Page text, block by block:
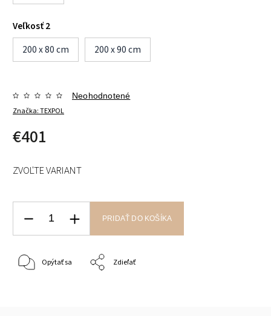
Veľkosť 2
200 x 80 cm
200 x 90 cm
Značka:TEXPOL
Neohodnotené
€401
ZVOĽTE VARIANT
PRIDAŤ DO KOŠÍKA
Opýtať sa Zdieľať